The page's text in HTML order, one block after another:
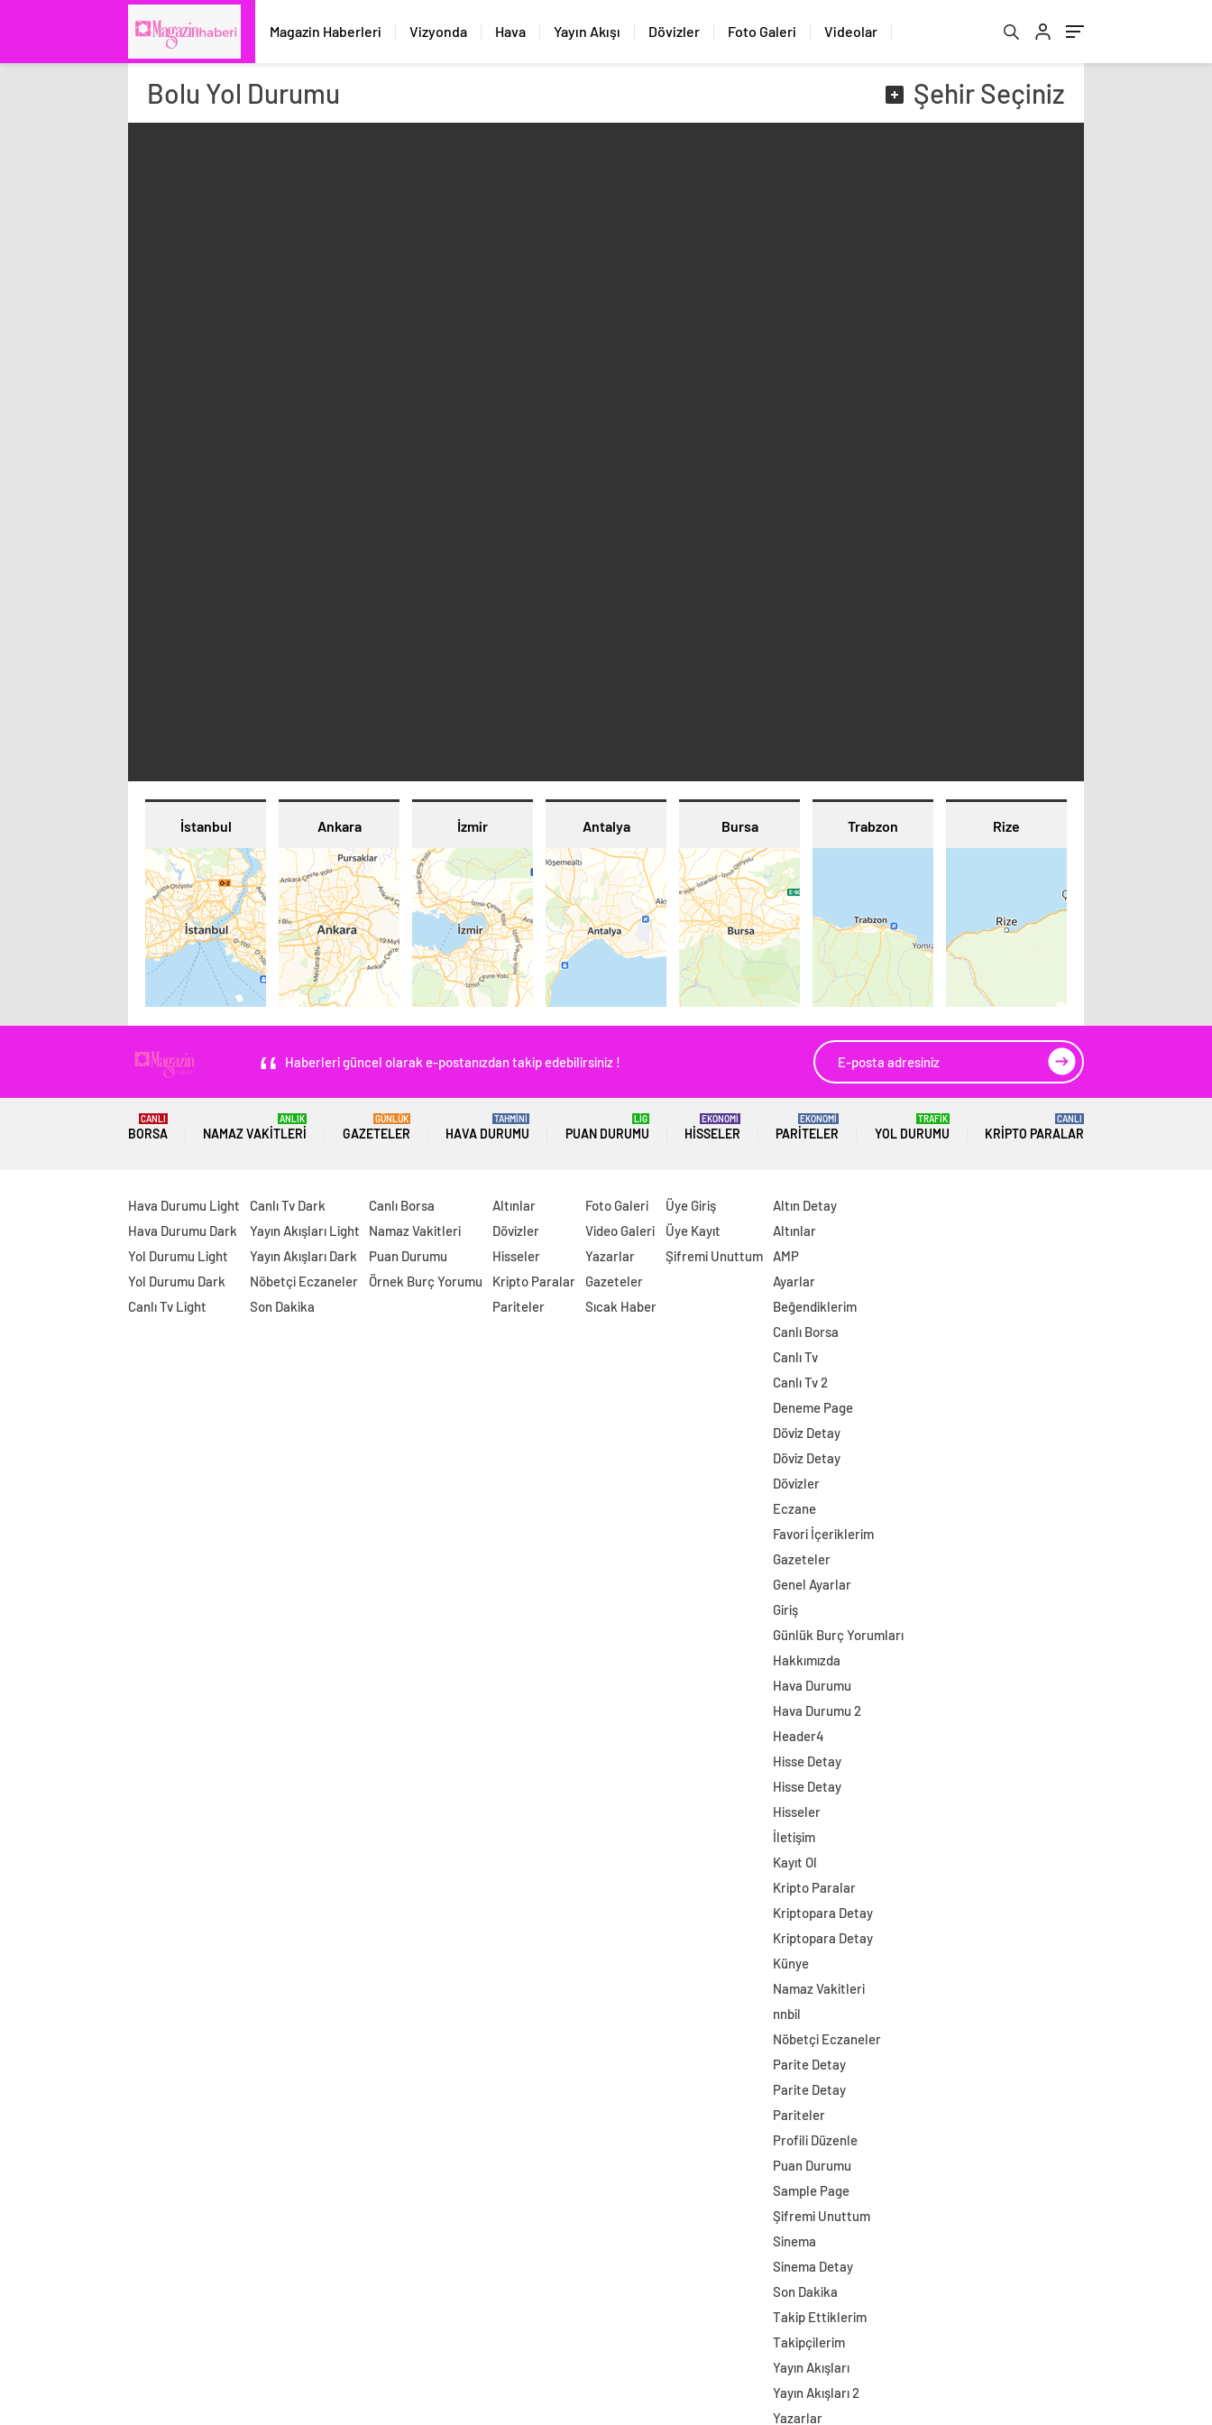
Magazin Haberleri Vizyonda Hava Yayın Akışı Dövizler Foto Galeri Videolar
Bolu Yol Durumu ŞehirSeçiniz
İstanbul Ankara İzmir Antalya Bursa Trabzon Rize
Haberleri güncel olarak e-postanızdan takip edebilirsiniz !
BORSA
CANLI
NAMAZ VAKITLERI
ANLIK
GAZETELER
GÜNLÜK
HAVA DURUMU
TAHMİNİ
PUAN DURUMU
LİG
HISSELER
EKONOMİ
PARITELER
EKONOMİ
YOL DURUMU
TRAFİK
KRIPTO PARALAR
CANLI
Hava Durumu Light
Hava Durumu Dark
Yol Durumu Light
Yol Durumu Dark
Canlı Tv Light
Canlı Tv Dark
Yayın Akışları Light
Yayın Akışları Dark
Nöbetçi Eczaneler
Son Dakika
Canlı Borsa
Namaz Vakitleri
Puan Durumu
Örnek Burç Yorumu
Altınlar
Dövizler
Hisseler
Kripto Paralar
Pariteler
Foto Galeri
Video Galeri
Yazarlar
Gazeteler
Sıcak Haber
Üye Giriş
Üye Kayıt
Şifremi Unuttum
Altın Detay
Altınlar
AMP
Ayarlar
Beğendiklerim
Canlı Borsa
Canlı Tv
Canlı Tv 2
Deneme Page
Döviz Detay
Döviz Detay
Dövizler
Eczane
Favori İçeriklerim
Gazeteler
Genel Ayarlar
Giriş
Günlük Burç Yorumları
Hakkımızda
Hava Durumu
Hava Durumu 2
Header4
Hisse Detay
Hisse Detay
Hisseler
İletişim
Kayıt Ol
Kripto Paralar
Kriptopara Detay
Kriptopara Detay
Künye
Namaz Vakitleri
nnbil
Nöbetçi Eczaneler
Parite Detay
Parite Detay
Pariteler
Profili Düzenle
Puan Durumu
Sample Page
Şifremi Unuttum
Sinema
Sinema Detay
Son Dakika
Takip Ettiklerim
Takipçilerim
Yayın Akışları
Yayın Akışları 2
Yazarlar